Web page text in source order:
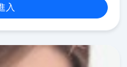
入